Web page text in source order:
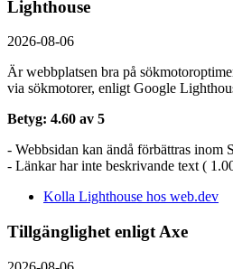
Lighthouse
2026-08-06
Är webbplatsen bra på
via sökmotorer, enligt Google
Betyg: 4.60 av 5
- Webbsidan kan ändå förbättras inom
- Länkar har inte beskrivande text (
Kolla Lighthouse hos web.dev
Tillgänglighet enligt Axe